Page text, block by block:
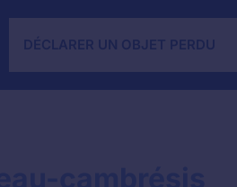
DÉCLARER UN OBJET PERDU